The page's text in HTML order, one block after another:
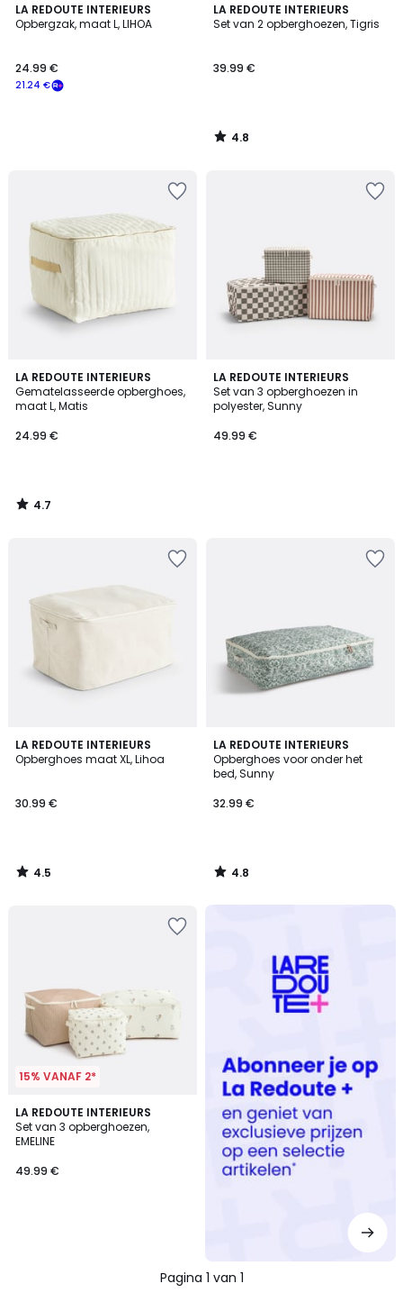
LA REDOUTE INTERIEURS
Opbergzak, maat L, LIHOA
21.24 €
24.99 €
LA REDOUTE INTERIEURS
Set van 2 opberghoezen, Tigris
39.99 €
4.8
/ 5
4.8
/
LA REDOUTE INTERIEURS
Gematelasseerde opberghoes,
maat L, Matis
24.99 €
4.7
/ 5
4.7
/
LA REDOUTE INTERIEURS
Set van 3 opberghoezen in
polyester, Sunny
49.99 €
LA REDOUTE INTERIEURS
Opberghoes maat XL, Lihoa
30.99 €
4.5
/ 5
4.5
/
LA REDOUTE INTERIEURS
Opberghoes voor onder het
bed, Sunny
32.99 €
4.8
/ 5
4.8
/
15% VANAF 2*
LA REDOUTE INTERIEURS
Set van 3 opberghoezen,
EMELINE
49.99 €
Pagina 1 van 1